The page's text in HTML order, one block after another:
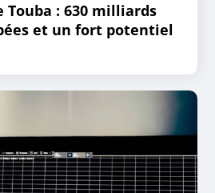
Touba : 630 milliards
et un fort potentiel